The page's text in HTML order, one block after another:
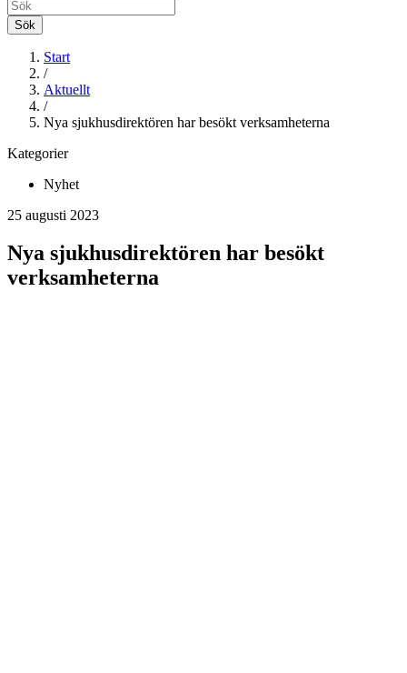
Sök
Start
/
Aktuellt
/
Nya sjukhusdirektören har besökt verksamheterna
Kategorier
Nyhet
25 augusti 2023
Nya sjukhusdirektören har besökt
verksamheterna